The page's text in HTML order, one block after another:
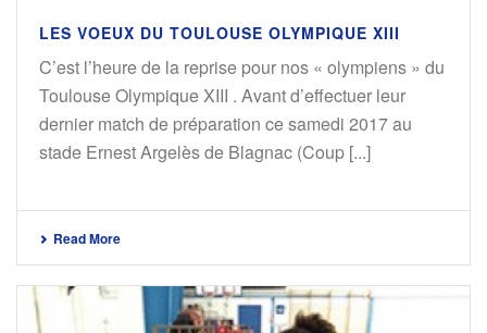
LES VOEUX DU TOULOUSE OLYMPIQUE XIII
C’est l’heure de la reprise pour nos « olympiens » du
Toulouse Olympique XIII . Avant d’effectuer leur
dernier match de préparation ce samedi 2017 au
stade Ernest Argelès de Blagnac (Coup [...]
Read More